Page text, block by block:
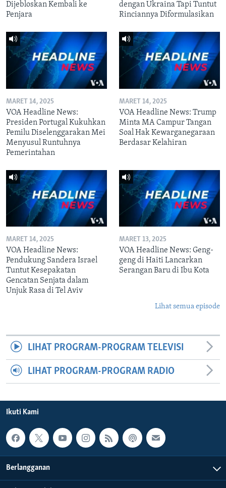
Dijebloskan Kembali ke
Penjara
dengan Ukraina Tapi Tuntut
Rinciannya Diformulasikan
MARET 14, 2025
VOA Headline News:
Presiden Portugal Kukuhkan
Pemilu Diselenggarakan Mei
Menyusul Runtuhnya
Pemerintahan
MARET 14, 2025
VOA Headline News: Trump
Minta MA Campur Tangan
Soal Hak Kewarganegaraan
Berdasar Kelahiran
MARET 14, 2025
VOA Headline News:
Pendukung Sandera Israel
Tuntut Kesepakatan
Gencatan Senjata dalam
Unjuk Rasa di Tel Aviv
MARET 13, 2025
VOA Headline News: Geng-
geng di Haiti Lancarkan
Serangan Baru di Ibu Kota
Lihat semua episode
LIHAT PROGRAM-PROGRAM TELEVISI
LIHAT PROGRAM-PROGRAM RADIO
Ikuti Kami
Berlangganan